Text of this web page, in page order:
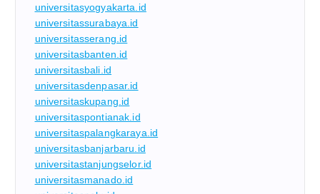
universitasyogyakarta.id
universitassurabaya.id
universitasserang.id
universitasbanten.id
universitasbali.id
universitasdenpasar.id
universitaskupang.id
universitaspontianak.id
universitaspalangkaraya.id
universitasbanjarbaru.id
universitastanjungselor.id
universitasmanado.id